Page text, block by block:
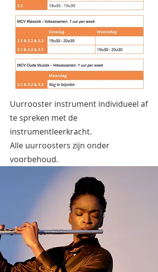
Uurrooster instrument individueel af
te spreken met de
instrumentleerkracht.
Alle uurroosters zijn onder
voorbehoud.